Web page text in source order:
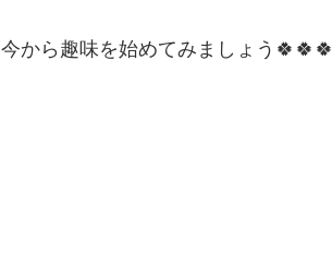
今から趣味を始めてみましょう🍀🍀🍀